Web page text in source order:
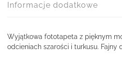
Informacje dodatkowe
Wyjątkowa fototapeta z pięknym
odcieniach szarości i turkusu. Fajny